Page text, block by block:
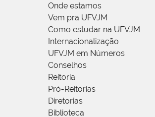
Onde estamos
Vem pra UFVJM
Como estudar na UFVJM
Internacionalização
UFVJM em Números
Conselhos
Reitoria
Pró-Reitorias
Diretorias
Biblioteca